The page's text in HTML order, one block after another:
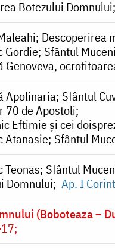
Botezului Domnului
Descoperirea
Gordie Sfântul
Genoveva,
Apolinaria Sfântul
70 de Apostoli
Eftimie și cei
Atanasie Sfântul
Teonas Sfântul
Domnului Ap. I
(Boboteaza –